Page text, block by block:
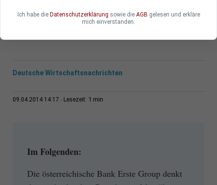
Österreich gibt es in Tschechien keine
Deutsche Wirtschaftsnachrichten
09.04.2014 14:17 Lesezeit: 1 min
Im Folgenden:
Die österreichische Bank Erste Group denkt
Ich habe die Datenschutzerklärung sowie die AGB gelesen und erkläre
mich einverstanden.